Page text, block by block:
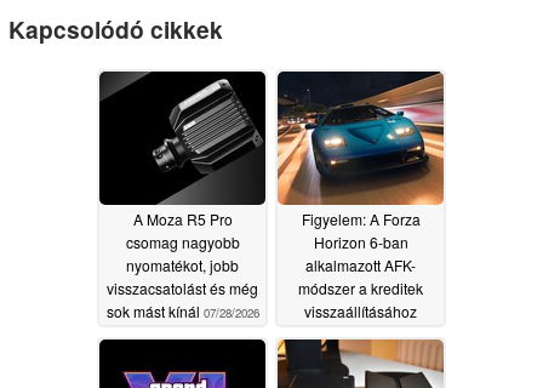
Kapcsolódó cikkek
A Moza R5 Pro
csomag nagyobb
nyomatékot, jobb
visszacsatolást és még
sok mást kínál 07/28/2026
Figyelem: A Forza
Horizon 6-ban
alkalmazott AFK-
módszer a kreditek
visszaállításához
06/18/2026